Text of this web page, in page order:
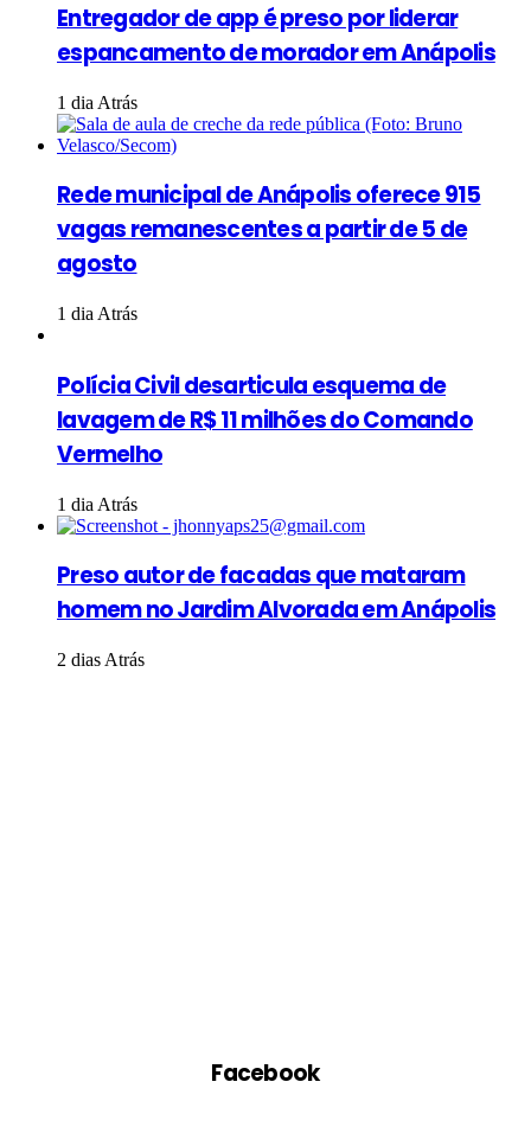
Entregador de app é preso por liderar
espancamento de morador em Anápolis
1 dia Atrás
Rede municipal de Anápolis oferece 915
vagas remanescentes a partir de 5 de
agosto
1 dia Atrás
Polícia Civil desarticula esquema de
lavagem de R$ 11 milhões do Comando
Vermelho
1 dia Atrás
Preso autor de facadas que mataram
homem no Jardim Alvorada em Anápolis
2 dias Atrás
Facebook